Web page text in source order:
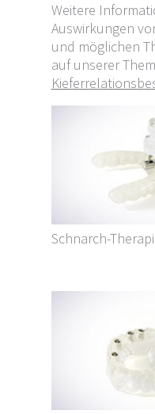
Weitere
Auswirkungen
und möglichen
auf unserer
Schnarch-